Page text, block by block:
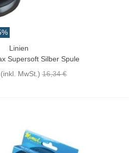
Linien
Supersoft Silber Spule
(inkl. MwSt.) 16,34 €